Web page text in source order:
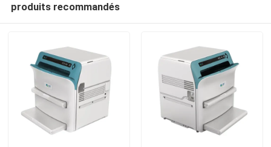
Aperçu
produits recommandés